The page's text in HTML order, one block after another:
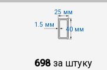
1.5 мм
40 мм
25 мм
698 за штуку